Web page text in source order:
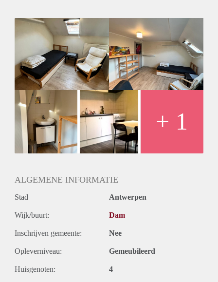
+ 1
ALGEMENE INFORMATIE
Stad Antwerpen
Wijk/buurt: Dam
Inschrijven gemeente: Nee
Opleverniveau: Gemeubileerd
Huisgenoten: 4